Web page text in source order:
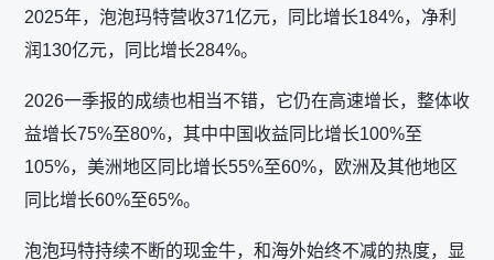
2025年，泡泡玛特营收371亿元，同比增长184%，净利
润130亿元，同比增长284%。
2026一季报的成绩也相当不错，它仍在高速增长，整体收
益增长75%至80%，其中中国收益同比增长100%至
105%，美洲地区同比增长55%至60%，欧洲及其他地区
同比增长60%至65%。
泡泡玛特持续不断的现金牛，和海外始终不减的热度，显